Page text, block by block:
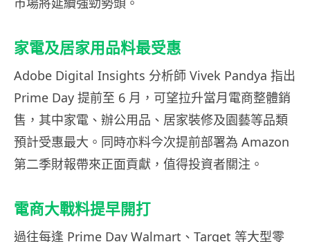
家電及居家用品料最受惠
Adobe Digital Insights 分析師 Vivek Pandya 指出
Prime Day 提前至 6 月，可望拉升當月電商整體銷
售，其中家電、辦公用品、居家裝修及園藝等品類
預計受惠最大。同時亦料今次提前部署為 Amazon
第二季財報帶來正面貢獻，值得投資者關注。
電商大戰料提早開打
過往每逢 Prime Day Walmart、Target 等大型零